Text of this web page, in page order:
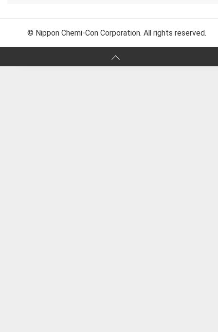
© Nippon Chemi-Con Corporation. All rights reserved.